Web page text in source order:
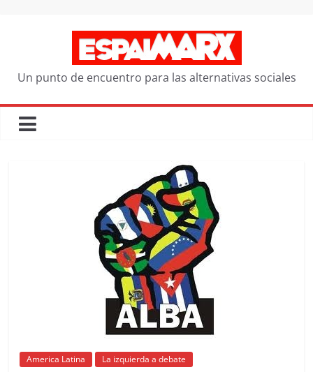
Un punto de encuentro para las alternativas sociales
America Latina La izquierda a debate